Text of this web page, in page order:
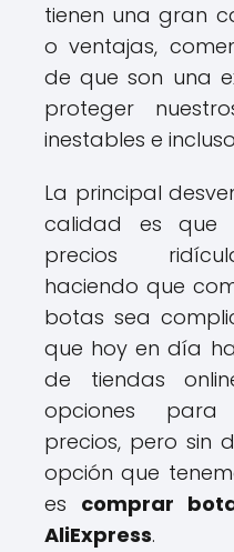
tienen una gran
o ventajas,
de que son una
proteger
inestables e
La principal
calidad es que
precios
haciendo que
botas sea
que hoy en día
de tiendas
opciones para
precios, pero sin
opción que
es comprar
AliExpress.